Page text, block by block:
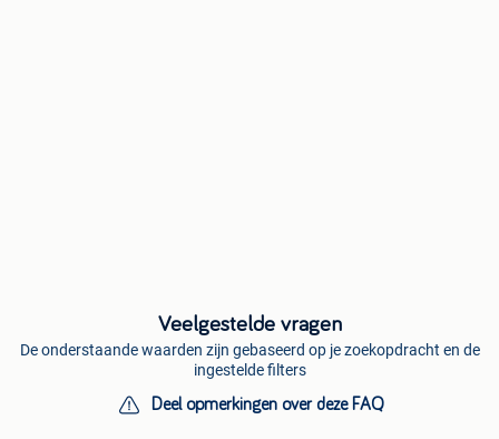
Veelgestelde vragen
De onderstaande waarden zijn gebaseerd op je zoekopdracht en de
ingestelde filters
Deel opmerkingen over deze FAQ